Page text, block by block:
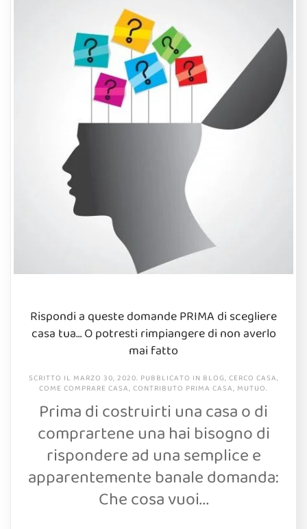
Rispondi a queste domande PRIMA di scegliere
casa tua… O potresti rimpiangere di non averlo
mai fatto
SCRITTO IL MARZO 30, 2020. PUBBLICATO IN BLOG, CERCO CASA,
COME COMPRARE CASA, CONTRIBUTO PRIMA CASA, MUTUO.
Prima di costruirti una casa o di
comprartene una hai bisogno di
rispondere ad una semplice e
apparentemente banale domanda:
Che cosa vuoi...